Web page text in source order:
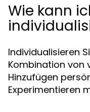
Wie kann
Individualisieren
Kombination von
Hinzufügen
Experimentieren